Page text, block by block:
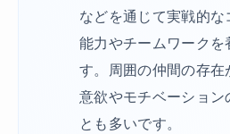
などを通じて実戦的
能力やチームワーク
す。周囲の仲間の存
意欲やモチベーション
とも多いです。